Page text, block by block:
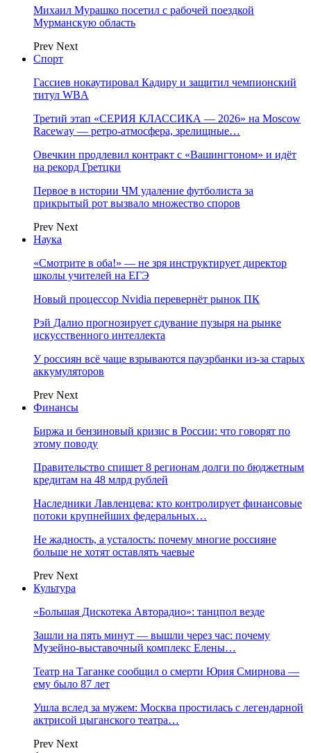
Михаил Мурашко посетил с рабочей поездкой
Мурманскую область
Prev Next
Спорт
Гассиев нокаутировал Кадиру и защитил чемпионский
титул WBA
Третий этап «СЕРИЯ КЛАССИКА — 2026» на Moscow
Raceway — ретро‑атмосфера, зрелищные…
Овечкин продлевил контракт с «Вашингтоном» и идёт
на рекорд Гретцки
Первое в истории ЧМ удаление футболиста за
прикрытый рот вызвало множество споров
Prev Next
Наука
«Смотрите в оба!» — не зря инструктирует директор
школы учителей на ЕГЭ
Новый процессор Nvidia перевернёт рынок ПК
Рэй Далио прогнозирует сдувание пузыря на рынке
искусственного интеллекта
У россиян всё чаще взрываются пауэрбанки из-за старых
аккумуляторов
Prev Next
Финансы
Биржа и бензиновый кризис в России: что говорят по
этому поводу
Правительство спишет 8 регионам долги по бюджетным
кредитам на 48 млрд рублей
Наследники Лавленцева: кто контролирует финансовые
потоки крупнейших федеральных…
Не жадность, а усталость: почему многие россияне
больше не хотят оставлять чаевые
Prev Next
Культура
«Большая Дискотека Авторадио»: танцпол везде
Зашли на пять минут — вышли через час: почему
Музейно-выставочный комплекс Елены…
Театр на Таганке сообщил о смерти Юрия Смирнова —
ему было 87 лет
Ушла вслед за мужем: Москва простилась с легендарной
актрисой цыганского театра…
Prev Next